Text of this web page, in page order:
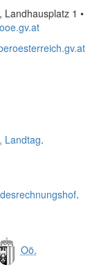
1 •
Landtag.
.
Oö.